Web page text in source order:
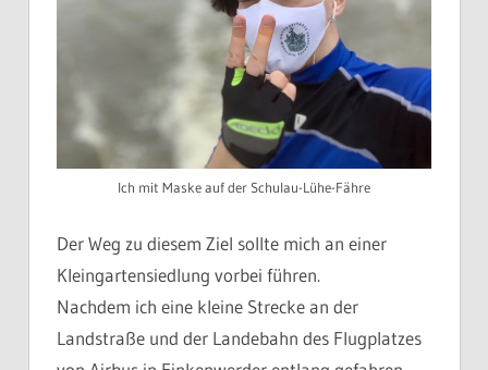
Ich mit Maske auf der Schulau-Lühe-Fähre
Der Weg zu diesem Ziel sollte mich an einer
Kleingartensiedlung vorbei führen.
Nachdem ich eine kleine Strecke an der
Landstraße und der Landebahn des Flugplatzes